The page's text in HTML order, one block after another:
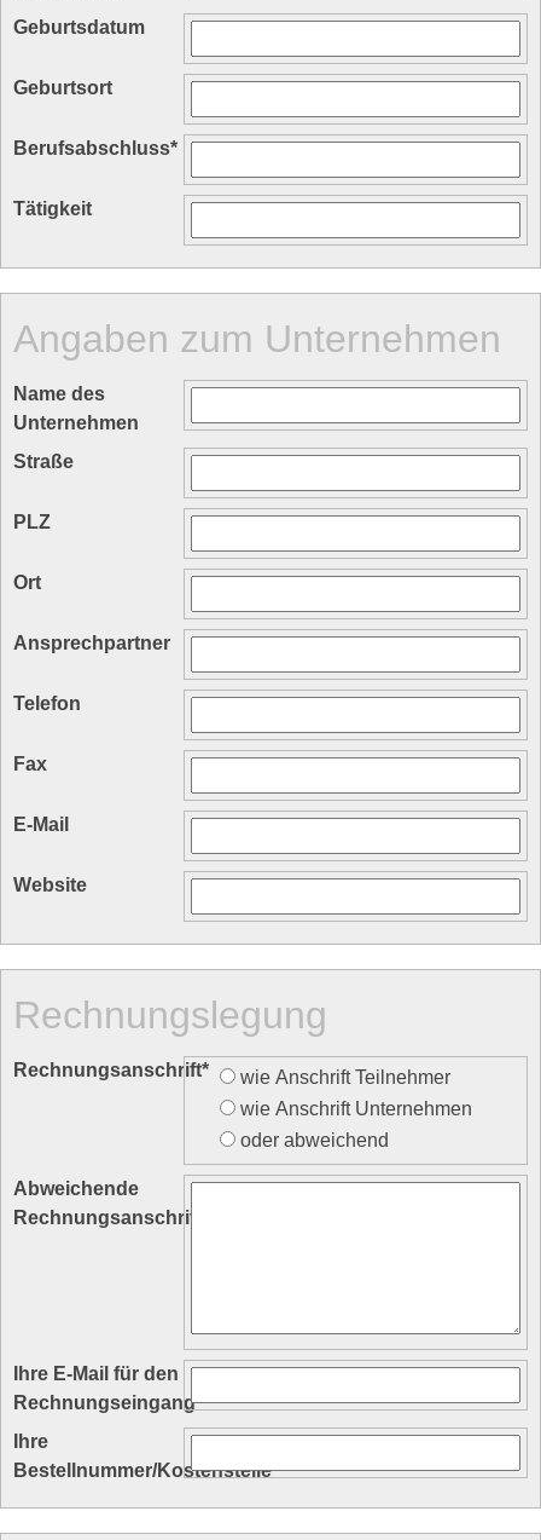
Geburtsdatum
Geburtsort
Berufsabschluss*
Tätigkeit
Angaben zum Unternehmen
Name des
Unternehmen
Straße
PLZ
Ort
Ansprechpartner
Telefon
Fax
E-Mail
Website
Rechnungslegung
Rechnungsanschrift*
wie Anschrift Teilnehmer
wie Anschrift Unternehmen
oder abweichend
Abweichende
Rechnungsanschrift
Ihre E-Mail für den
Rechnungseingang
Ihre
Bestellnummer/Kostenstelle